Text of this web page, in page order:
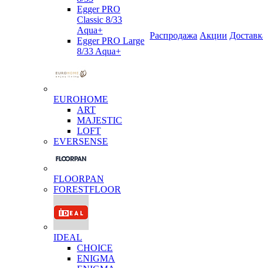
Egger PRO
Classic 8/33
Aqua+
Egger PRO Large
8/33 Aqua+
EUROHOME
ART
MAJESTIC
LOFT
EVERSENSE
FLOORPAN
FORESTFLOOR
IDEAL
CHOICE
ENIGMA
Распродажа Акции